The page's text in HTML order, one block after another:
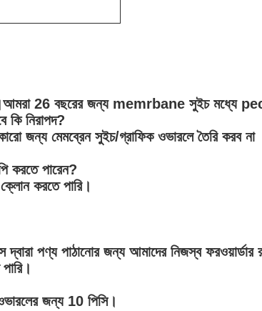
26 বছরের জন্য memrbane সুইচ মধ্যে
কি নিরাপদ?
জন্য মেমব্রেন সুইচ/গ্রাফিক ওভারলে তৈরি করব না
করতে পারেন?
করতে পারি।
পণ্য পাঠানোর জন্য আমাদের নিজস্ব ফরওয়ার্ডার
জন্য 10 পিসি।